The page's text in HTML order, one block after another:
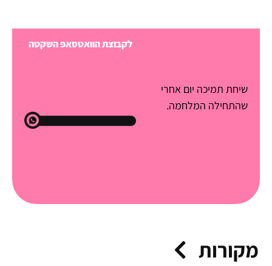
שיחת תמיכה יום אחרי
שהתחילה המלחמה.
לקבוצת הוואטסאפ השקטה
מקורות